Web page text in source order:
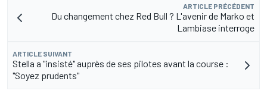
ARTICLE PRÉCÉDENT
Du changement chez Red Bull ? L'avenir de Marko et
Lambiase interroge
ARTICLE SUIVANT
Stella a "insisté" auprès de ses pilotes avant la course :
"Soyez prudents"